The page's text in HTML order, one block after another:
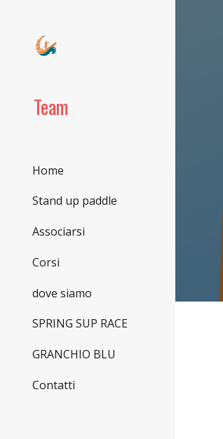
Team
Home
Stand up paddle
Associarsi
Corsi
dove siamo
SPRING SUP RACE
GRANCHIO BLU
Contatti